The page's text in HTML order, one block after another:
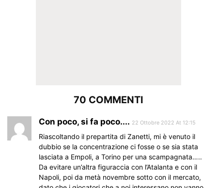
70 COMMENTI
Con poco, si fa poco.... 22 Ottobre 2022 At 12:15
Riascoltando il prepartita di Zanetti, mi è venuto il
dubbio se la concentrazione ci fosse o se sia stata
lasciata a Empoli, a Torino per una scampagnata…..
Da evitare un’altra figuraccia con l’Atalanta e con il
Napoli, poi da metà novembre sotto con il mercato,